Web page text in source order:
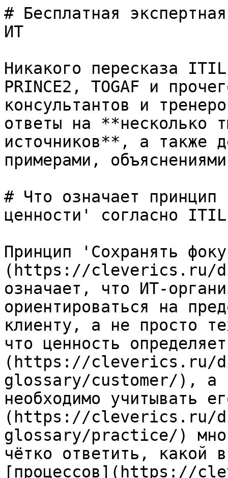
# Бесплатная
ИТ
Никакого пересказа
PRINCE2, TOGAF и
консультантов и
ответы на **несколько
источников**, а также
примерами,
# Что означает
ценности' согласно
Принцип 'Сохранять
(https://cleverics.ru/
означает, что ИТ-
ориентироваться на
клиенту, а не просто
что ценность
(https://cleverics.ru/
glossary/customer/), а
необходимо учитывать
(https://cleverics.ru/
glossary/practice/)
чётко ответить, какой
[процессов](https://